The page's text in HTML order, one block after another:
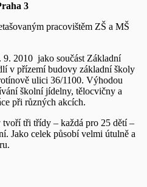
3
pracovištěm ZŠ a MŠ
9. 2010 jako součást Základní
v přízemí budovy základní školy
ulici 36/1100. Výhodou
školní jídelny, tělocvičny a
při různých akcích.
tvoří tři třídy – každá pro 25 dětí –
Jako celek působí velmi útulně a